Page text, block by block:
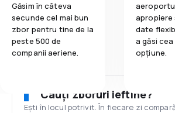
Găsim în câteva
secunde cel mai bun
zbor pentru tine de la
peste 500 de
companii aeriene.
apropiere
date
a găsi
opțiune.
Cauți zboruri ieftine?
Ești în locul potrivit. În fiecare zi